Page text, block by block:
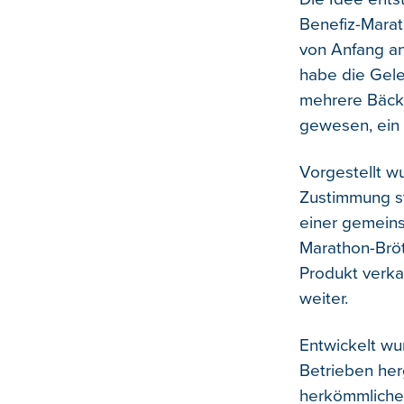
Benefiz-
von Anfang
habe die
mehrere
gewesen,
Vorgestellt
Zustimmung
einer
Marathon-
Produkt
weiter.
Entwickelt
Betrieben